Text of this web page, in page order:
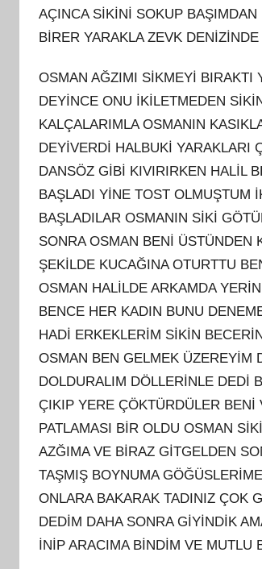
AÇINCA SİKİNİ SOKUP
BİRER YARAKLA ZEVK
OSMAN AĞZIMI SİKMEYİ BIRAKTI
DEYİNCE ONU İKİLETMEDEN
KALÇALARIMLA OSMANIN
DEYİVERDİ HALBUKİ YARAKLARI
DANSÖZ GİBİ KIVIRIRKEN HALİL
BAŞLADI YİNE TOST OLMUŞTUM
BAŞLADILAR OSMANIN SİKİ
SONRA OSMAN BENİ ÜSTÜNDEN
ŞEKİLDE KUCAĞINA OTURTTU
OSMAN HALİLDE ARKAMDA
BENCE HER KADIN BUNU
HADİ ERKEKLERİM SİKİN
OSMAN BEN GELMEK ÜZEREYİM
DOLDURALIM DÖLLERİNLE DEDİ
ÇIKIP YERE ÇÖKTÜRDÜLER
PATLAMASI BİR OLDU OSMAN
AZĞIMA VE BİRAZ GİTGELDEN
TAŞMIŞ BOYNUMA
ONLARA BAKARAK TADINIZ ÇOK
DEDİM DAHA SONRA GİYİNDİK
İNİP ARACIMA BİNDİM VE MUTLU